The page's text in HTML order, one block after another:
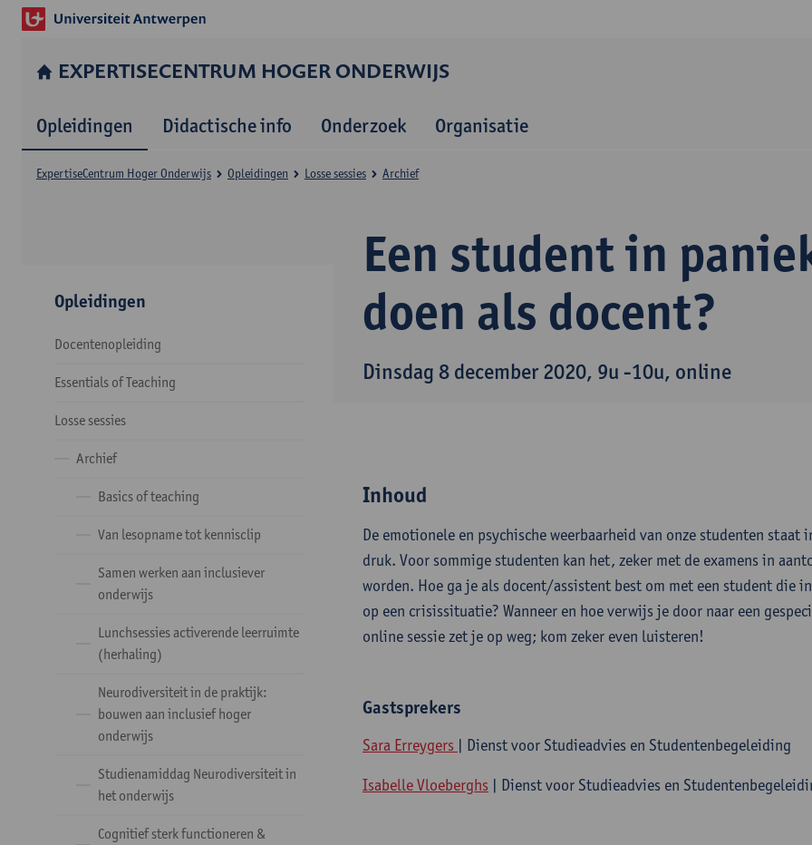
EXPERTISE­CENTRUM HOGER ONDERWIJS
Opleidingen Didactische info Onderzoek Organisatie
Een student in
doen als docent?
Dinsdag 8 december 2020, 9u -10u, online
Expertise­Centrum Hoger Onderwijs Opleidingen Losse sessies Archief
Opleidingen
Docentenopleiding
Essentials of Teaching
Losse sessies
Archief
Basics of teaching
Van lesopname tot kennisclip
Samen werken aan inclusiever
onderwijs
Lunchsessies activerende leerruimte
(herhaling)
Neurodiversiteit in de praktijk:
bouwen aan inclusief hoger
onderwijs
Studienamiddag Neurodiversiteit in
het onderwijs
Cognitief sterk functioneren &
Inhoud
​De emotionele en psychische weerbaarheid van onze studenten staat
druk. Voor sommige studenten kan het, zeker met de examens in
worden. Hoe ga je als docent/assistent best om met een student die
op een crisissituatie? Wanneer en hoe verwijs je door naar een
online sessie zet je op weg; kom zeker even luisteren!
Gastsprekers
Sara Erreygers | Dienst voor Studieadvies en Studentenbegeleiding
Isabelle Vloeberghs | Dienst voor Studieadvies en